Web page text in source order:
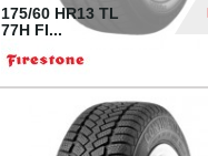
175/60 HR13 TL
77H FI...